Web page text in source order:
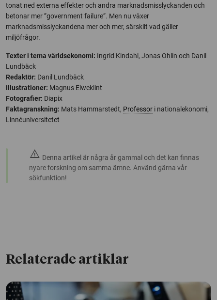
tonat ned externa effekter och andra marknadsmisslyckanden och
betonar mer ”government failure”. Men nu växer
marknadsmisslyckandena mer och mer, särskilt vad gäller
miljöfrågor.
Texter i tema världsekonomi: Ingrid Kindahl, Jonas Ohlin och Danil
Lundbäck
Redaktör: Danil Lundbäck
Illustrationer: Magnus Elweklint
Fotografier: Diapix
Faktagranskning: Mats Hammarstedt, Professor i nationalekonomi,
Linnéuniversitetet
warning Denna artikel är några år gammal och det kan finnas
nyare forskning om samma ämne. Använd gärna vår
sökfunktion!
Relaterade artiklar